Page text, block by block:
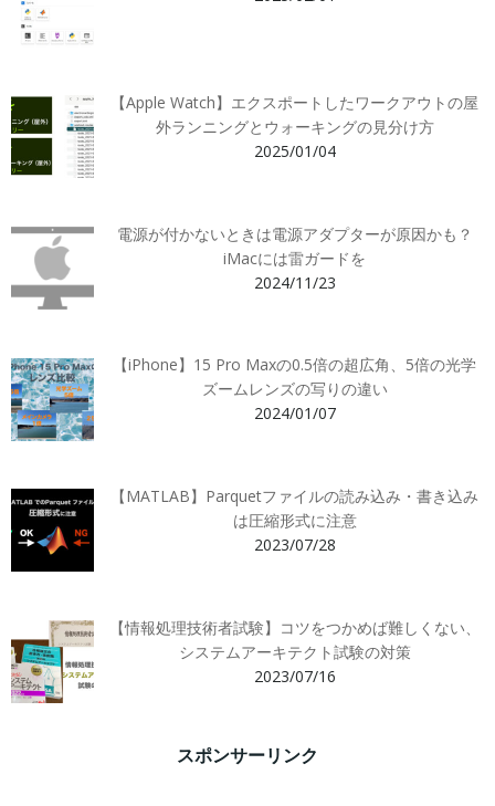
【Apple Watch】エクスポートしたワークアウトの屋
外ランニングとウォーキングの見分け方
2025/01/04
電源が付かないときは電源アダプターが原因かも？
iMacには雷ガードを
2024/11/23
【iPhone】15 Pro Maxの0.5倍の超広角、5倍の光学
ズームレンズの写りの違い
2024/01/07
【MATLAB】Parquetファイルの読み込み・書き込み
は圧縮形式に注意
2023/07/28
【情報処理技術者試験】コツをつかめば難しくない、
システムアーキテクト試験の対策
2023/07/16
スポンサーリンク